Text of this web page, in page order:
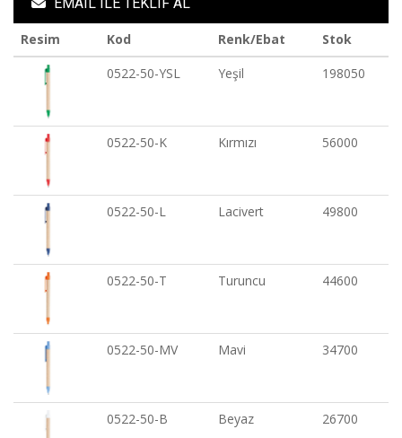
EMAIL ILE TEKLIF AL
Resim Kod Renk/Ebat
Stok
0522-50-YSL
Yeşil 198050
0522-50-K Kırmızı 56000
0522-50-L Lacivert 49800
0522-50-T Turuncu 44600
0522-50-MV Mavi 34700
0522-50-B Beyaz 26700